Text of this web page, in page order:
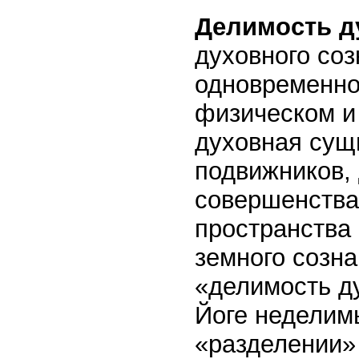
Делимость
духовного
физическом
духовная
подвижников,
земного
«делимость
Йоге